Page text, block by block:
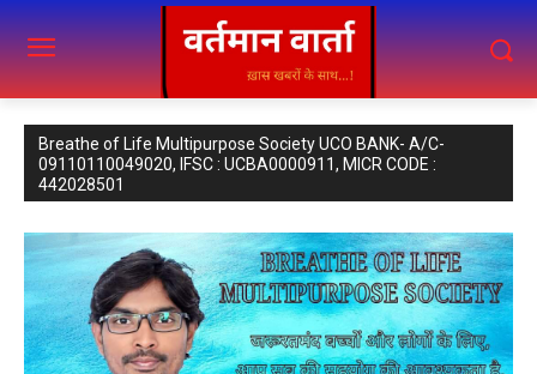
Breathe of Life Multipurpose Society UCO BANK- A/C-
09110110049020, IFSC : UCBA0000911, MICR CODE :
442028501